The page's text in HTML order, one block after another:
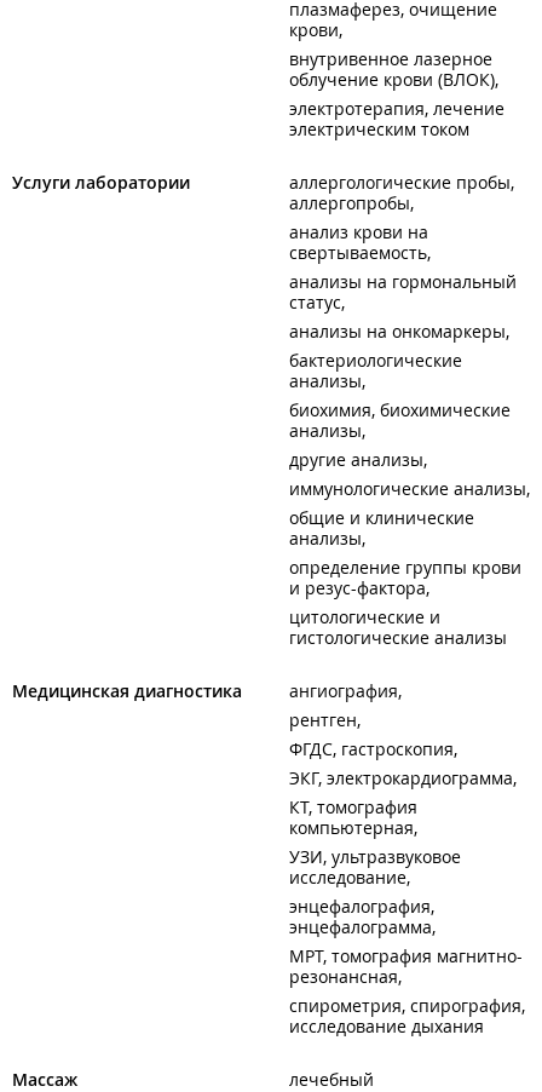
плазмаферез, очищение
крови
внутривенное лазерное
облучение крови (ВЛОК)
электротерапия, лечение
электрическим током
Услуги лаборатории
аллергологические пробы,
аллергопробы
анализ крови на
свертываемость
анализы на гормональный
статус
анализы на онкомаркеры
бактериологические
анализы
биохимия, биохимические
анализы
другие анализы
иммунологические анализы
общие и клинические
анализы
определение группы крови
и резус-фактора
цитологические и
гистологические анализы
Медицинская диагностика
ангиография
рентген
ФГДС, гастроскопия
ЭКГ, электрокардиограмма
КТ, томография
компьютерная
УЗИ, ультразвуковое
исследование
энцефалография,
энцефалограмма
МРТ, томография магнитно-
резонансная
спирометрия, спирография,
исследование дыхания
Массаж лечебный